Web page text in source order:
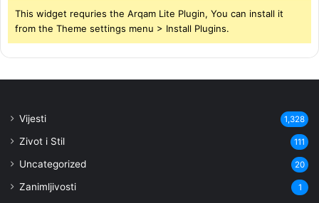
This widget requries the Arqam Lite Plugin, You can install it
from the Theme settings menu > Install Plugins.
Vijesti 1,328
Zivot i Stil 111
Uncategorized 20
Zanimljivosti 1